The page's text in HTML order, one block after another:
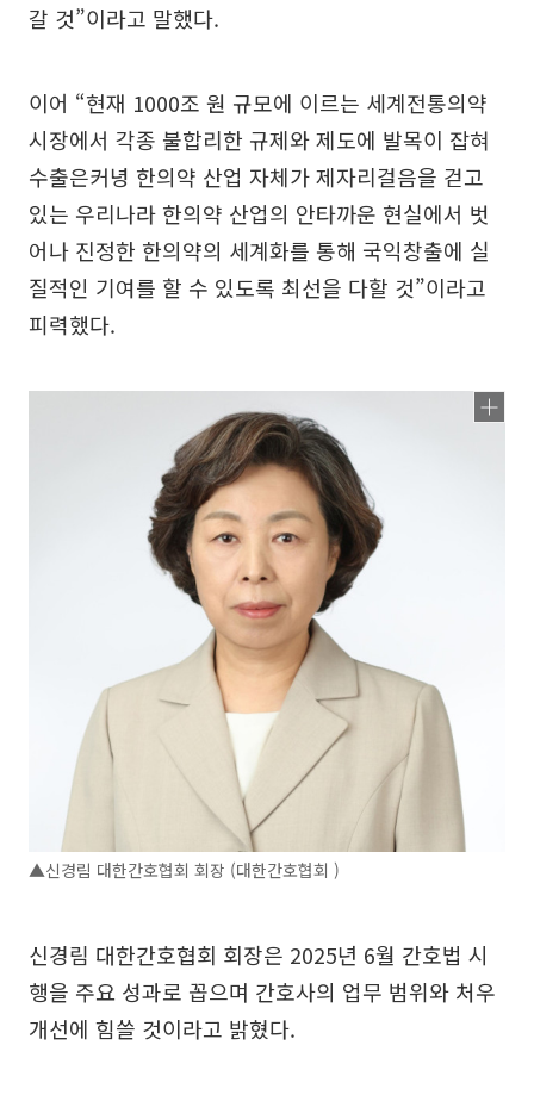
갈 것”이라고 말했다.
이어 “현재 1000조 원 규모에 이르는 세계전통의약
시장에서 각종 불합리한 규제와 제도에 발목이 잡혀
수출은커녕 한의약 산업 자체가 제자리걸음을 걷고
있는 우리나라 한의약 산업의 안타까운 현실에서 벗
어나 진정한 한의약의 세계화를 통해 국익창출에 실
질적인 기여를 할 수 있도록 최선을 다할 것”이라고
피력했다.
▲신경림 대한간호협회 회장 (대한간호협회 )
신경림 대한간호협회 회장은 2025년 6월 간호법 시
행을 주요 성과로 꼽으며 간호사의 업무 범위와 처우
개선에 힘쓸 것이라고 밝혔다.